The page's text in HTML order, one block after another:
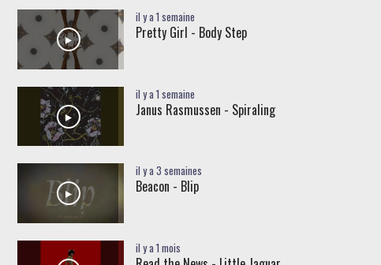
il y a 1 semaine
Pretty Girl - Body Step
il y a 1 semaine
Janus Rasmussen - Spiraling
il y a 3 semaines
Beacon - Blip
il y a 1 mois